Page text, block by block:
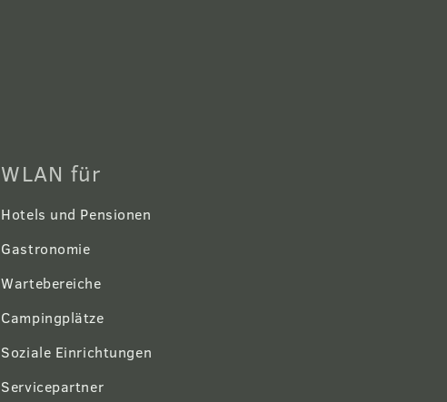
WLAN für
Hotels und Pensionen
Gastronomie
Wartebereiche
Campingplätze
Soziale Einrichtungen
Servicepartner